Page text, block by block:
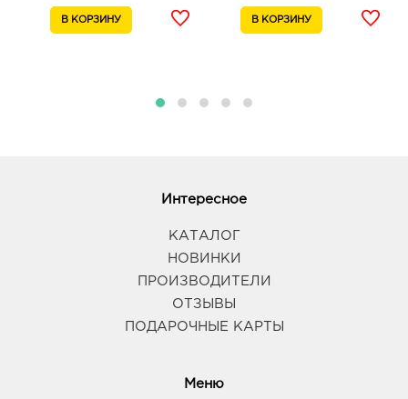
Интересное
КАТАЛОГ
НОВИНКИ
ПРОИЗВОДИТЕЛИ
ОТЗЫВЫ
ПОДАРОЧНЫЕ КАРТЫ
Меню